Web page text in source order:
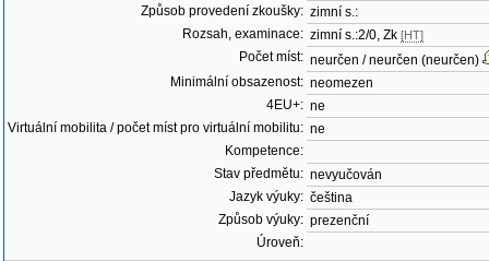
Způsob provedení zkoušky: zimní s.:
Rozsah, examinace: zimní s.:2/0, Zk [HT]
Počet míst: neurčen / neurčen (neurčen)
Minimální obsazenost: neomezen
4EU+: ne
Virtuální mobilita / počet míst pro virtuální mobilitu: ne
Kompetence:
Stav předmětu: nevyučován
Jazyk výuky: čeština
Způsob výuky: prezenční
Úroveň: